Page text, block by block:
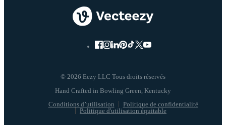
© 2026 Eezy LLC Tous droits réservés
Conditions d’utilisation
Politique de confidentialité
Politique d'utilisation équitable